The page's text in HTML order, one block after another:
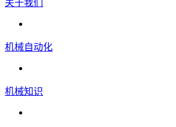
关于我们
机械自动化
机械知识